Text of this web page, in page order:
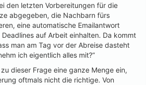
den letzten Vorbereitungen für die
abgegeben, die Nachbarn fürs
eine automatische Emailantwort
auf Arbeit einhalten. Da kommt
man am Tag vor der Abreise dasteht
ich eigentlich alles mit?”
dieser Frage eine ganze Menge ein,
oftmals nicht die richtige. Von